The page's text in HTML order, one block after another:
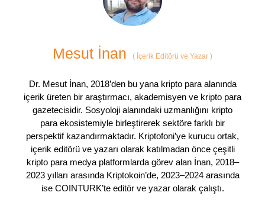
Mesut İnan ( İçerik Editörü ve Yazar )
Dr. Mesut İnan, 2018’den bu yana kripto para alanında
içerik üreten bir araştırmacı, akademisyen ve kripto para
gazetecisidir. Sosyoloji alanındaki uzmanlığını kripto
para ekosistemiyle birleştirerek sektöre farklı bir
perspektif kazandırmaktadır. Kriptofoni’ye kurucu ortak,
içerik editörü ve yazarı olarak katılmadan önce çeşitli
kripto para medya platformlarda görev alan İnan, 2018–
2023 yılları arasında Kriptokoin’de, 2023–2024 arasında
ise COINTURK’te editör ve yazar olarak çalıştı.